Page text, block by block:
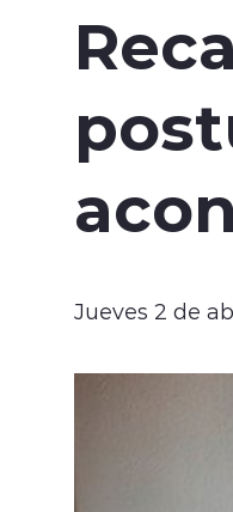
Jueves 2 de